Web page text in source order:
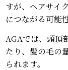
すが、ヘアサイ
につながる可能
AGAでは、頭頂
たり、髪の毛の
られます。